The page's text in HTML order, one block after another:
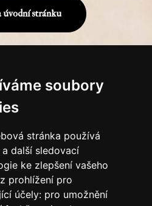
soubory
stránka používá
další sledovací
ke zlepšení vašeho
prohlížení pro
účely: pro umožnění
úvodní stránku
Zpravodaje
je společnost